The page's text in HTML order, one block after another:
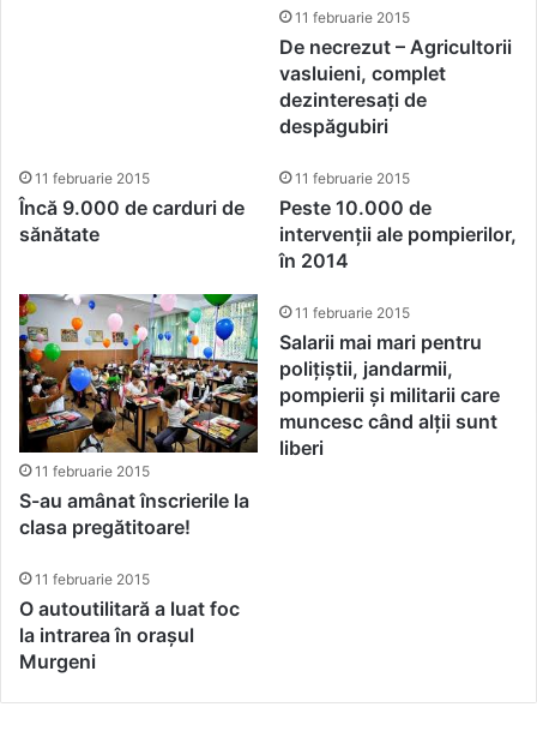
11 februarie 2015
De necrezut – Agricultorii
vasluieni, complet
dezinteresați de
despăgubiri
11 februarie 2015
Încă 9.000 de carduri de
sănătate
11 februarie 2015
Peste 10.000 de
intervenții ale pompierilor,
în 2014
11 februarie 2015
S-au amânat înscrierile la
clasa pregătitoare!
11 februarie 2015
Salarii mai mari pentru
polițiștii, jandarmii,
pompierii și militarii care
muncesc când alții sunt
liberi
11 februarie 2015
O autoutilitară a luat foc
la intrarea în orașul
Murgeni